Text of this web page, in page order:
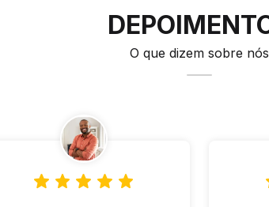
O que dizem sobre nós